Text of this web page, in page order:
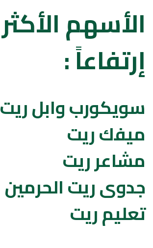
الأسهم الأكثر
إرتفاعاً :
سويكورب وابل ريت
ميفك ريت
مشاعر ريت
جدوى ريت الحرمين
تعليم ريت